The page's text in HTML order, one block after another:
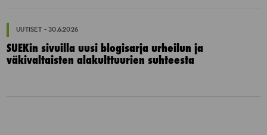
UUTISET - 30.6.2026
SUEKin sivuilla uusi blogisarja urheilun ja
väkivaltaisten alakulttuurien suhteesta